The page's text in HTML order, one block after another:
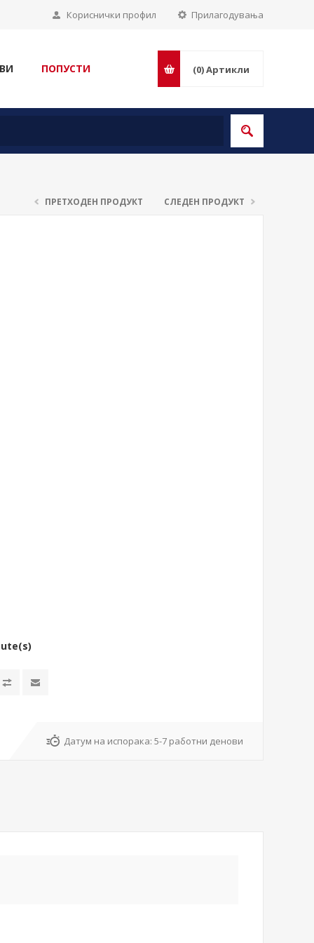
Прилагодувања
Кориснички профил
ПОПУСТИ (0)Артикли
ПРЕТХОДЕН ПРОДУКТ СЛЕДЕН ПРОДУКТ
Датум на испорака: 5-7 работни денови